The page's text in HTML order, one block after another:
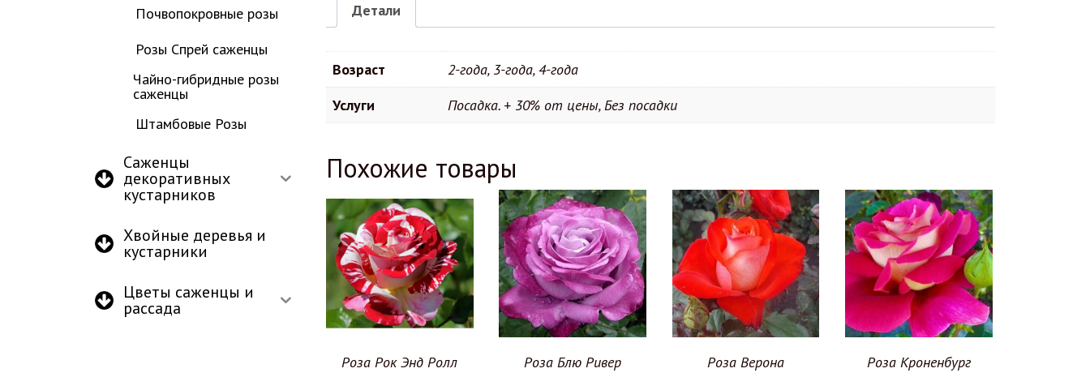
Почвопокровные розы
Розы Спрей саженцы
Чайно-гибридные розы
саженцы
Штамбовые Розы
Саженцы
декоративных
кустарников
Хвойные деревья и
кустарники
Цветы саженцы и
рассада
Детали
Возраст
2-года, 3-года, 4-года
Услуги
Посадка. + 30% от цены, Без посадки
Похожие товары
Роза Рок Энд Ролл Роза Блю Ривер Роза Верона Роза Кроненбург